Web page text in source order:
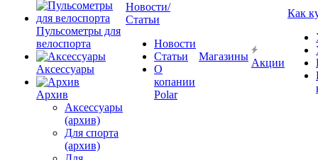
Пульсометры для
велоспорта
Аксессуары
Архив
Аксессуары
(архив)
Для спорта
(архив)
Новости/
Статьи
Новости
Статьи
О
копании
Polar
Магазины
Акции
Как